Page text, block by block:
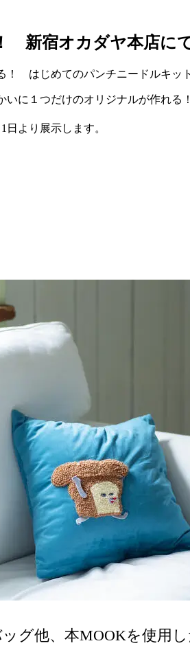
新宿オカダヤ本店に
！ はじめてのパンチニードルキッ
に１つだけのオリジナルが作れ
より展示します。
グ他、本MOOKを使用